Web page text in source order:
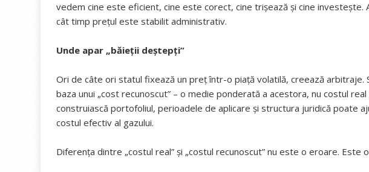
vedem cine este eficient, cine este corect, cine trișează și cine investește.
cât timp prețul este stabilit administrativ.
Unde apar „băieții deștepți”
Ori de câte ori statul fixează un preț într-o piață volatilă, creează arbitraje.
baza unui „cost recunoscut” – o medie ponderată a acestora, nu costul
construiască portofoliul, perioadele de aplicare și structura juridică poate
costul efectiv al gazului.
Diferența dintre „costul real” și „costul recunoscut” nu este o eroare. Este